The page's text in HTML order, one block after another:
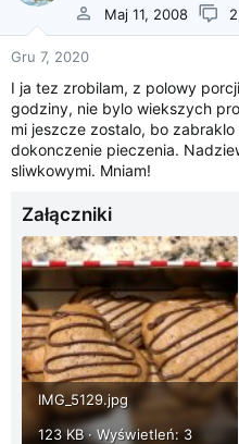
Maj 11, 2008
Gru 7, 2020
I ja tez zrobilam, z polowy
godziny, nie bylo wiekszych
mi jeszcze zostalo, bo
dokonczenie pieczenia.
sliwkowymi. Mniam!
Załączniki
IMG_5129.jpg
123 KB · Wyświetleń: 3